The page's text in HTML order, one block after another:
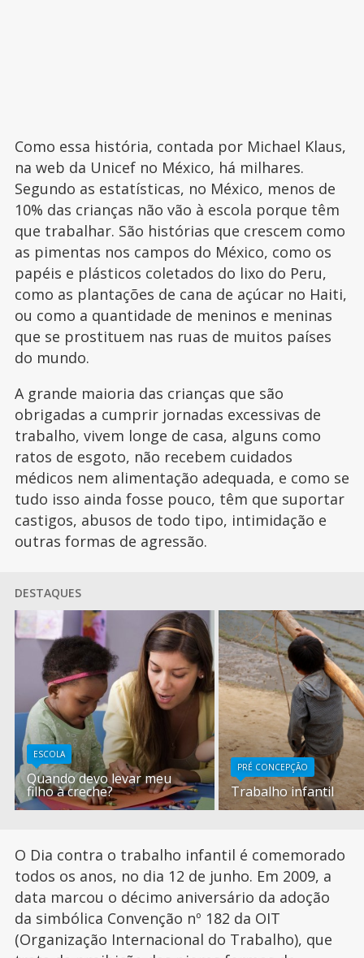
Como essa história, contada por Michael Klaus,
na web da Unicef no México, há milhares.
Segundo as estatísticas, no México, menos de
10% das crianças não vão à escola porque têm
que trabalhar. São histórias que crescem como
as pimentas nos campos do México, como os
papéis e plásticos coletados do lixo do Peru,
como as plantações de cana de açúcar no Haiti,
ou como a quantidade de meninos e meninas
que se prostituem nas ruas de muitos países
do mundo.
A grande maioria das crianças que são
obrigadas a cumprir jornadas excessivas de
trabalho, vivem longe de casa, alguns como
ratos de esgoto, não recebem cuidados
médicos nem alimentação adequada, e como se
tudo isso ainda fosse pouco, têm que suportar
castigos, abusos de todo tipo, intimidação e
outras formas de agressão.
DESTAQUES
ESCOLA
Quando devo levar meu
filho à creche?
PRÉ CONCEPÇÃO
Trabalho infantil
O Dia contra o trabalho infantil é comemorado
todos os anos, no dia 12 de junho. Em 2009, a
data marcou o décimo aniversário da adoção
da simbólica Convenção nº 182 da OIT
(Organização Internacional do Trabalho), que